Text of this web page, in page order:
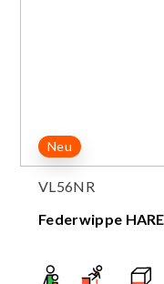
Neu
VL56NR
Federwippe HARE